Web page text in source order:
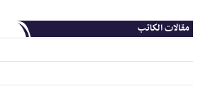
مقالات الكاتب